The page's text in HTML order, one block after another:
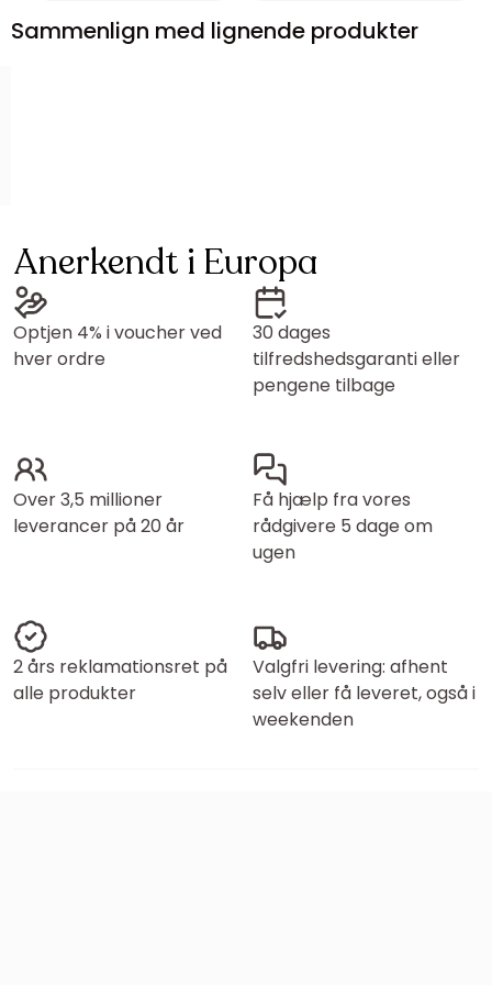
Sammenlign med lignende produkter
Anerkendt i Europa
Optjen 4% i voucher ved
hver ordre
30 dages
tilfredshedsgaranti eller
pengene tilbage
Over 3,5 millioner
leverancer på 20 år
Få hjælp fra vores
rådgivere 5 dage om
ugen
2 års reklamationsret på
alle produkter
Valgfri levering: afhent
selv eller få leveret, også i
weekenden